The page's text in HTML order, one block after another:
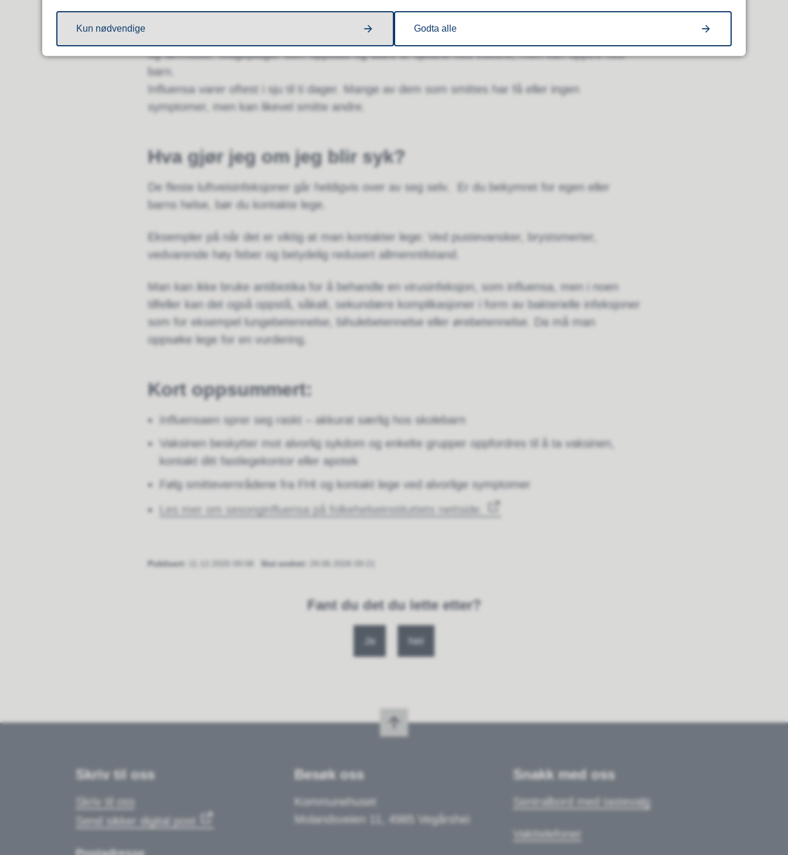
påvirket allmenntilstand. I tillegg kan man ha luftveissymptomer som rennende nese, sår hals
og tørrhoste. Mageplager som oppkast og diaré er sjeldne hos voksne, men kan opptre hos
barn.
Influensa varer oftest i sju til ti dager. Mange av dem som smittes har få eller ingen
symptomer, men kan likevel smitte andre.
Hva gjør jeg om jeg blir syk?
De fleste luftveisinfeksjoner går heldigvis over av seg selv. Er du bekymret for egen eller
barns helse, bør du kontakte lege.
Eksempler på når det er viktig at man kontakter lege: Ved pustevansker, brystsmerter,
vedvarende høy feber og betydelig redusert allmenntilstand.
Man kan ikke bruke antibiotika for å behandle en virusinfeksjon, som influensa, men i noen
tilfeller kan det også oppstå, såkalt, sekundære komplikasjoner i form av bakterielle infeksjoner
som for eksempel lungebetennelse, bihulebetennelse eller ørebetennelse. Da må man
oppsøke lege for en vurdering.
Kort oppsummert:
Influensaen sprer seg raskt – akkurat særlig hos skolebarn
Vaksinen beskytter mot alvorlig sykdom og enkelte grupper oppfordres til å ta vaksinen,
kontakt ditt fastlegekontor eller apotek
Følg smittevernrådene fra FHI og kontakt lege ved alvorlige symptomer
Les mer om sesonginfluensa på folkehelseinstituttets nettside.
Publisert 11.12.2025 09:08 Sist endret 29.06.2026 09:21
Fant du det du lette etter?
Ja Nei
Skriv til oss
Skriv til oss
Send sikker digital post
Besøk oss
Kommunehuset
Molandsveien 11, 4985 Vegårshei
Snakk med oss
Sentralbord med tastevalg
Vakttelefoner
Kun nødvendige Godta alle